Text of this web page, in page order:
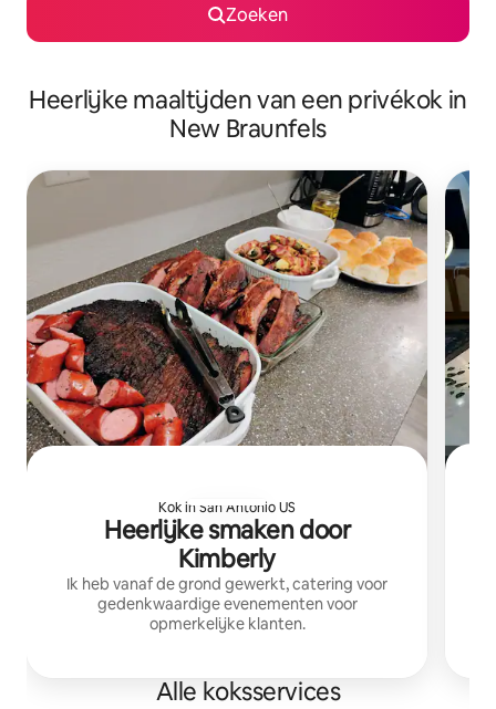
Zoeken
Heerlijke maaltijden van een privékok in
New Braunfels
Kok in San Antonio US
Heerlijke smaken door
Kimberly
Ik heb vanaf de grond gewerkt, catering voor
gedenkwaardige evenementen voor
opmerkelijke klanten.
Alle koksservices